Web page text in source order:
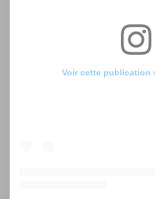
Voir cette publication